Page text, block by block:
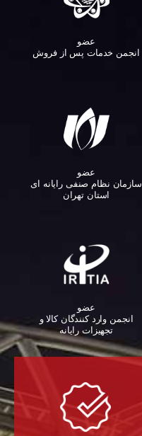
عضو
انجمن خدمات پس از فروش
عضو
سازمان نظام صنفی رایانه ای
استان تهران
عضو
انجمن وارد کنندگان کالا و
تجهیزات رایانه‌